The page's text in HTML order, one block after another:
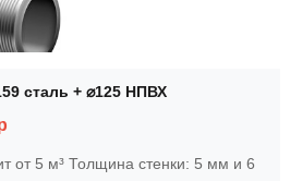
сталь + ⌀125 НПВХ
от 5 м³ Толщина стенки: 5 мм и 6